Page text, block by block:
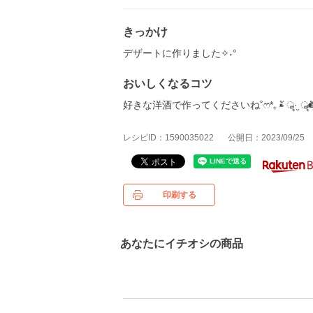
きっかけ
デザートに作りました✧˖°
おいしくなるコツ
好きな洋酒で作ってくださいね˚ෆ*₊ ⁌̴̶̷ั ॣ·̮
レシピID：1590035022 公開日：2023/09/25
印刷する
あなたにイチオシの商品